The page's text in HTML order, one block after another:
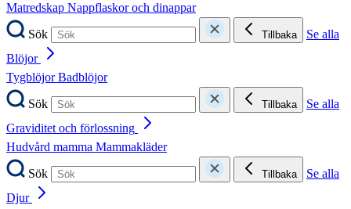
Matredskap Nappflaskor och dinappar
Sök
Tillbaka
Se alla
Blöjor
TygblöjorBadblöjor
Sök
Tillbaka
Se alla
Graviditet och förlossning
Hudvård mamma Mammakläder
Sök
Tillbaka
Se alla
Djur